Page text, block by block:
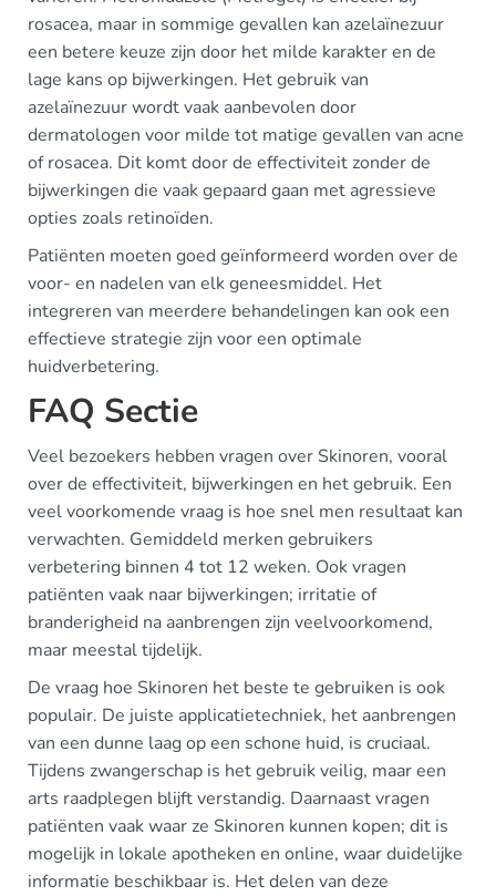
rosacea, maar in sommige gevallen kan azelaïnezuur
een betere keuze zijn door het milde karakter en de
lage kans op bijwerkingen. Het gebruik van
azelaïnezuur wordt vaak aanbevolen door
dermatologen voor milde tot matige gevallen van acne
of rosacea. Dit komt door de effectiviteit zonder de
bijwerkingen die vaak gepaard gaan met agressieve
opties zoals retinoïden.
Patiënten moeten goed geïnformeerd worden over de
voor- en nadelen van elk geneesmiddel. Het
integreren van meerdere behandelingen kan ook een
effectieve strategie zijn voor een optimale
huidverbetering.
FAQ Sectie
Veel bezoekers hebben vragen over Skinoren, vooral
over de effectiviteit, bijwerkingen en het gebruik. Een
veel voorkomende vraag is hoe snel men resultaat kan
verwachten. Gemiddeld merken gebruikers
verbetering binnen 4 tot 12 weken. Ook vragen
patiënten vaak naar bijwerkingen; irritatie of
branderigheid na aanbrengen zijn veelvoorkomend,
maar meestal tijdelijk.
De vraag hoe Skinoren het beste te gebruiken is ook
populair. De juiste applicatietechniek, het aanbrengen
van een dunne laag op een schone huid, is cruciaal.
Tijdens zwangerschap is het gebruik veilig, maar een
arts raadplegen blijft verstandig. Daarnaast vragen
patiënten vaak waar ze Skinoren kunnen kopen; dit is
mogelijk in lokale apotheken en online, waar duidelijke
informatie beschikbaar is. Het delen van deze